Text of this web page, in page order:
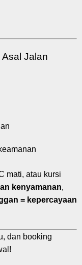
Jalan
mati, atau kursi
kenyamanan,
= kepercayaan
dan booking